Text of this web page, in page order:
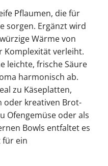
Pflaumen, die für
sorgen. Ergänzt wird
Wärme von
Komplexität verleiht.
leichte, frische Säure
harmonisch ab.
zu Käseplatten,
oder kreativen Brot-
Ofengemüse oder als
Bowls entfaltet es
für ein